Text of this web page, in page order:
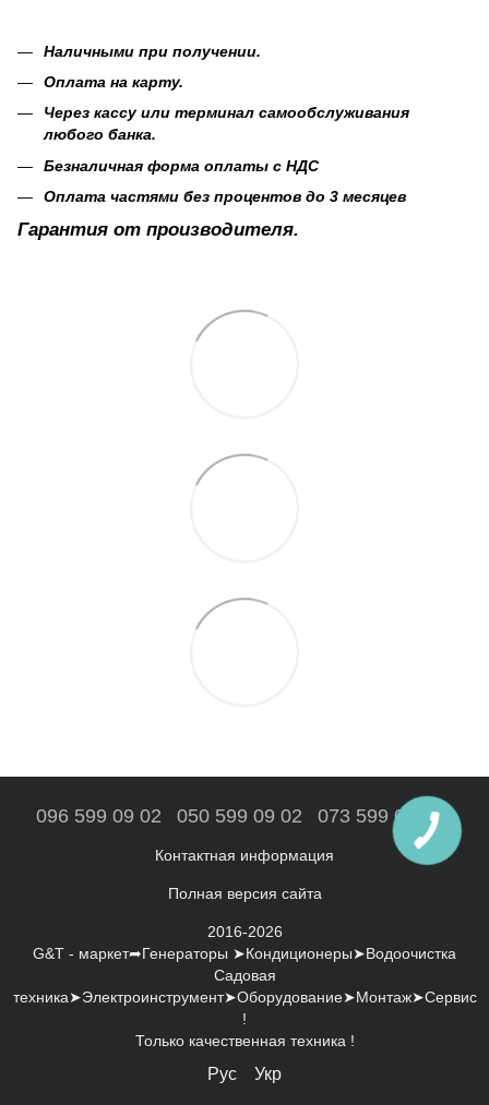
Наличными при получении.
Оплата на карту.
Через кассу или терминал самообслуживания
любого банка.
Безналичная форма оплаты с НДС
Оплата частями без процентов до 3 месяцев
Гарантия от производителя.
096 599 09 02 050 599 09 02 073 599 09 02
Контактная информация
Полная версия сайта
2016-2026
G&T - маркет➦Генераторы ➤Кондиционеры➤Водоочистка
Садовая
техника➤Электроинструмент➤Оборудование➤Монтаж➤Сервис
!
Только качественная техника !
Рус Укр